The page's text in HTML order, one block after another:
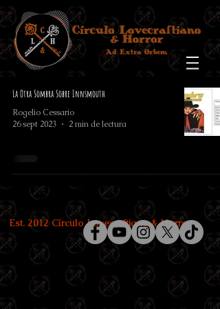
La Otra Sombra Sobre Innsmouth
Rogelio Cessario
26 sept 2023
2 min de lectura
Est. 2012 Círculo Lovecraftiano & Horror